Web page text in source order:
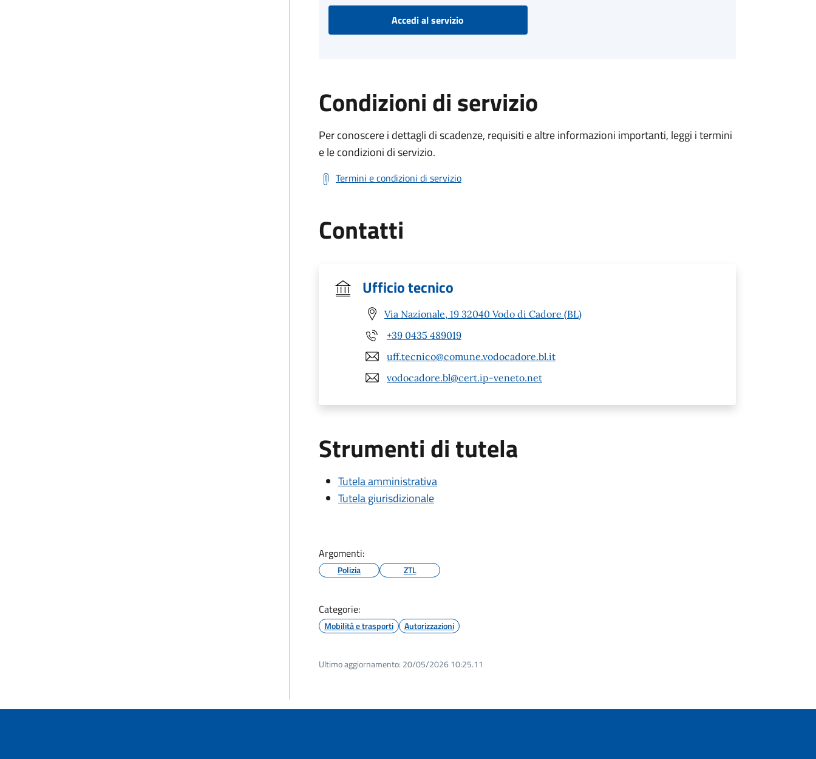
Accedi al servizio
Condizioni di servizio
Per conoscere i dettagli di scadenze, requisiti e altre informazioni importanti, leggi i termini
e le condizioni di servizio.
Termini e condizioni di servizio
Contatti
Ufficio tecnico
Via Nazionale, 19 32040 Vodo di Cadore (BL)
+39 0435 489019
uff.tecnico@comune.vodocadore.bl.it
vodocadore.bl@cert.ip-veneto.net
Strumenti di tutela
Tutela amministrativa
Tutela giurisdizionale
Argomenti:
Polizia ZTL
Categorie:
Mobilità e trasporti Autorizzazioni
Ultimo aggiornamento: 20/05/2026 10:25.11